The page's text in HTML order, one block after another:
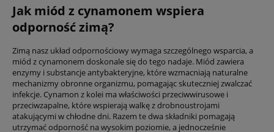
Jak miód z cynamonem wspiera
odporność zimą?
Zimą nasz układ odpornościowy wymaga szczególnego wsparcia, a
miód z cynamonem doskonale się do tego nadaje. Miód zawiera
enzymy i substancje antybakteryjne, które wzmacniają naturalne
mechanizmy obronne organizmu, pomagając skuteczniej zwalczać
infekcje. Cynamon z kolei ma właściwości przeciwwirusowe i
przeciwzapalne, które wspierają walkę z drobnoustrojami
atakującymi w chłodne dni. Razem te dwa składniki pomagają
utrzymać odporność na wysokim poziomie, a jednocześnie